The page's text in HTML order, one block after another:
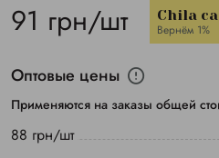
91 грн/шт Chila
Вернём 1%
Оптовые цены
Применяются на заказы общей
88 грн/шт